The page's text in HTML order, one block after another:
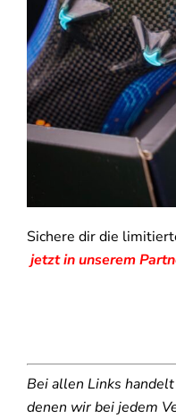
Sichere dir die
jetzt in unserem
Bei allen Links
denen wir bei jedem